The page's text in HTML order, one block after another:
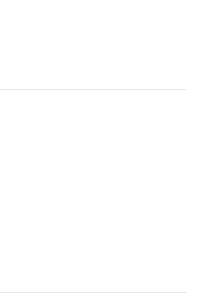
неделе моды
неделе моды,
столице с 26 сентября
заявок. Примерно
дизайнеры,
представлены в…